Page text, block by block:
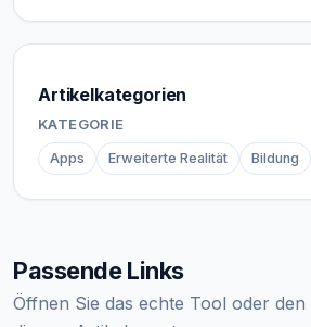
Artikelkategorien
KATEGORIE
Apps Erweiterte Realität Bildung
Passende Links
Öffnen Sie das echte Tool oder